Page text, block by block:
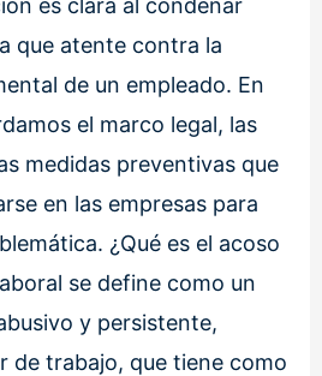
que atente contra la
de un empleado. En
el marco legal, las
medidas preventivas que
en las empresas para
¿Qué es el acoso
se define como un
y persistente,
de trabajo, que tiene como